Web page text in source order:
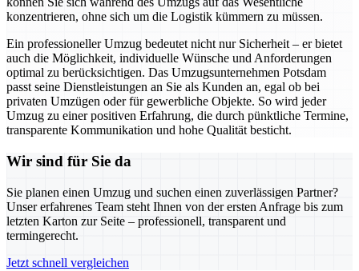
konzentrieren, ohne sich um die Logistik kümmern zu müssen.
Ein professioneller Umzug bedeutet nicht nur Sicherheit – er bietet
auch die Möglichkeit, individuelle Wünsche und Anforderungen
optimal zu berücksichtigen. Das Umzugsunternehmen Potsdam
passt seine Dienstleistungen an Sie als Kunden an, egal ob bei
privaten Umzügen oder für gewerbliche Objekte. So wird jeder
Umzug zu einer positiven Erfahrung, die durch pünktliche Termine,
transparente Kommunikation und hohe Qualität besticht.
Wir sind für Sie da
Sie planen einen Umzug und suchen einen zuverlässigen Partner?
Unser erfahrenes Team steht Ihnen von der ersten Anfrage bis zum
letzten Karton zur Seite – professionell, transparent und
termingerecht.
Jetzt schnell vergleichen